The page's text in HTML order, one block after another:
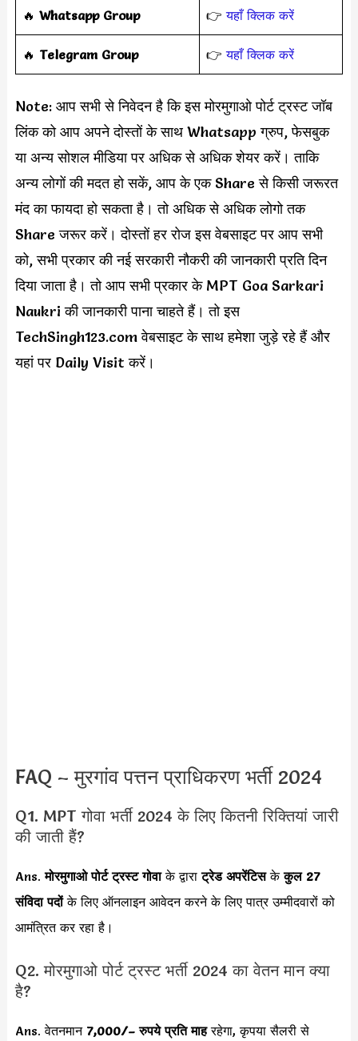
‎️‍🔥 Whatsapp Group 👉यहाँ क्लिक करें
‎️‍🔥 Telegram Group 👉यहाँ क्लिक करें
Note: आप सभी से निवेदन है कि इस मोरमुगाओ पोर्ट ट्रस्ट जॉब
लिंक को आप अपने दोस्तों के साथ Whatsapp ग्रुप, फेसबुक
या अन्य सोशल मीडिया पर अधिक से अधिक शेयर करें। ताकि
अन्य लोगों की मदत हो सकें, आप के एक Share से किसी जरूरत
मंद का फायदा हो सकता है। तो अधिक से अधिक लोगो तक
Share जरूर करें। दोस्तों हर रोज इस वेबसाइट पर आप सभी
को, सभी प्रकार की नई सरकारी नौकरी की जानकारी प्रति दिन
दिया जाता है। तो आप सभी प्रकार के MPT Goa Sarkari
Naukri की जानकारी पाना चाहते हैं। तो इस
TechSingh123.com वेबसाइट के साथ हमेशा जुड़े रहे हैं और
यहां पर Daily Visit करें।
FAQ – मुरगांव पत्तन प्राधिकरण भर्ती 2024
Q1. MPT गोवा भर्ती 2024 के लिए कितनी रिक्तियां जारी
की जाती हैं?
Ans.मोरमुगाओ पोर्ट ट्रस्ट गोवाके द्वाराट्रेड अपरेंटिसकेकुल 27
संविदा पदोंके लिए ऑनलाइन आवेदन करने के लिए पात्र उम्मीदवारों को
आमंत्रित कर रहा है।
Q2. मोरमुगाओ पोर्ट ट्रस्ट भर्ती 2024 का वेतन मान क्या
है?
Ans. वेतनमान 7,000/– रुपये प्रति माहरहेगा, कृपया सैलरी से